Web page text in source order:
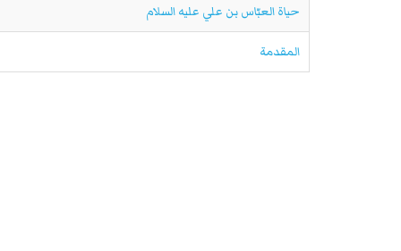
حياة العبّاس بن علي علیه السلام
المقدمة